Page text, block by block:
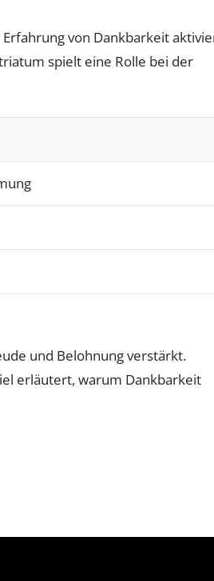
von Dankbarkeit
spielt eine Rolle bei der
und Belohnung verstärkt.
erläutert, warum Dankbarkeit